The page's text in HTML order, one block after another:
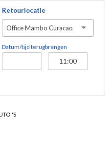
Retourlocatie
Office Mambo Curacao
Datum/tijd terugbrengen
'S